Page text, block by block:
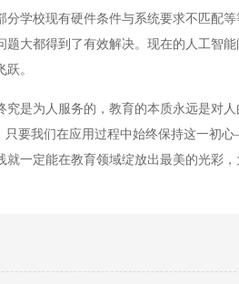
分学校现有硬件条件与系统要求不匹配
题大都得到了有效解决。现在的人工智
。
为人服务的，教育的本质永远是对人
只要我们在应用过程中始终保持这一初
一定能在教育领域绽放出最美的光彩，